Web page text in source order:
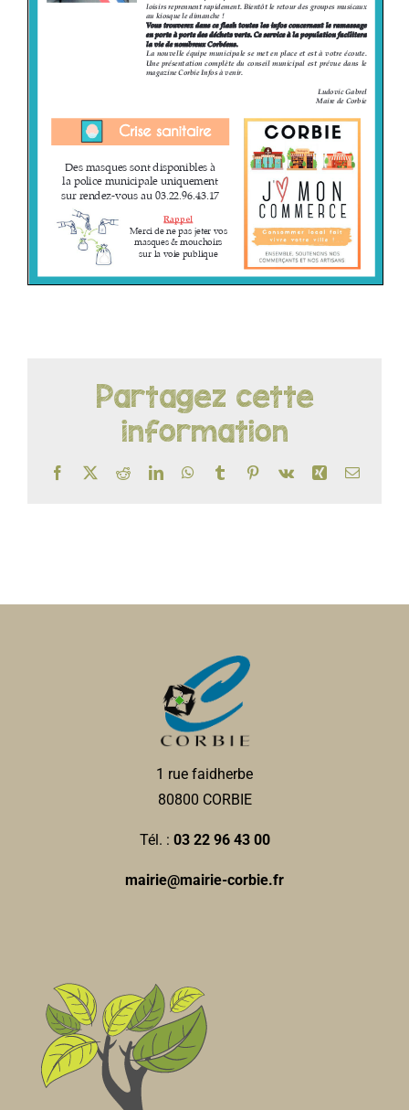
Partagez cette
information
Facebook
X RedditLinkedInWhatsApp
TumblrPinterest
Vk Xing Email
1 rue faidherbe
80800 CORBIE
Tél. : 03 22 96 43 00
mairie@mairie-corbie.fr